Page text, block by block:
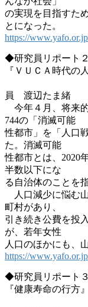
の実現を目指すた
とになった。
https://
◆研究員リポート２
『ＶＵＣＡ時代の
山梨総
員 渡辺たま緒
今年４月、将来
744の「消滅可能
性都市」を「人口
た。消滅可能
性都市とは、2020
半数以下にな
る自治体のことを指
人口減少に悩む
町村があり、
引き続き公費を投
が、若年女性
人口のほかにも、
https://
◆研究員リポート３
『健康寿命の行方』
山梨